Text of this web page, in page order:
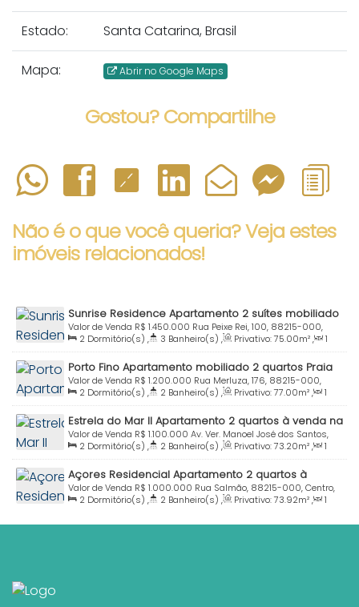
Estado: Santa Catarina, Brasil
Mapa: Abrir no Google Maps
Gostou? Compartilhe
Não é o que você queria? Veja estes
imóveis relacionados!
Sunrise Residence Apartamento 2 suítes mobiliado
com lazer Praia Centro Bombinhas SC
R$ 1.450.000
Valor de Venda
Rua Peixe Rei, 100, 88215-000,
Centro, Bombinhas, Santa Catarina, Brasil
2 Dormitório(s) , 3 Banheiro(s) , Privativo:75.00m²,
1
Sala(s) , 2 Suíte(s), Total:87.00m² , 1 Vaga(s) ,
Útil:
75.00m²
Porto Fino Apartamento mobiliado 2 quartos Praia
Centro Bombinhas SC
R$ 1.200.000
Valor de Venda
Rua Merluza, 176, 88215-000,
Centro, Bombinhas, Santa Catarina, Brasil
2 Dormitório(s) , 2 Banheiro(s) , Privativo:77.00m²,
1
Sala(s) , 1 Suíte(s), Total:90.00m² , 1 Vaga(s) ,
Útil:
90.00m²
Estrela do Mar II Apartamento 2 quartos à venda na
Avenida Centro Bombinhas SC
R$ 1.100.000
Valor de Venda
Av. Ver. Manoel José dos Santos,
1004, 88215-000, Centro, Bombinhas, Santa Catarina, Brasil
2 Dormitório(s) , 2 Banheiro(s) , Privativo:73.20m²,
1
Sala(s) , 1 Suíte(s), Total:96.10m², 1Vaga(s),
Útil:
73.20m²
Açores Residencial Apartamento 2 quartos à
venda Praia Centro Bombinhas SC
R$ 1.000.000
Valor de Venda
Rua Salmão, 88215-000, Centro,
Bombinhas, Santa Catarina, Brasil
2 Dormitório(s) , 2 Banheiro(s) , Privativo:73.92m²,
1
73.92m²